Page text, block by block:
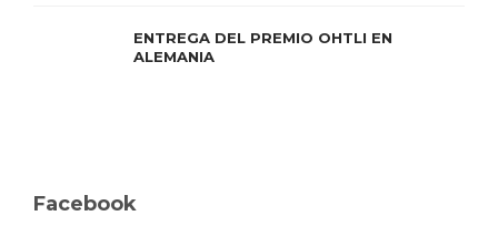
ENTREGA DEL PREMIO OHTLI EN
ALEMANIA
Facebook